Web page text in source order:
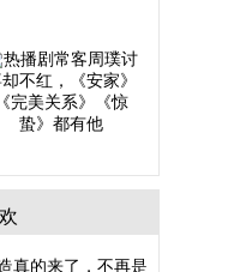
真的来了，不再是